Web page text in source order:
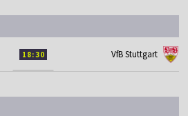
18:30 VfB Stuttgart